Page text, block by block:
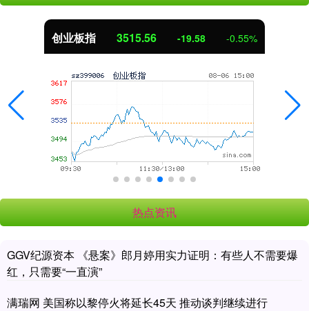
创业板指 3515.56 -19.58 -0.55%
热点资讯
GGV纪源资本 《悬案》郎月婷用实力证明：有些人不需要爆
红，只需要“一直演”
满瑞网 美国称以黎停火将延长45天 推动谈判继续进行